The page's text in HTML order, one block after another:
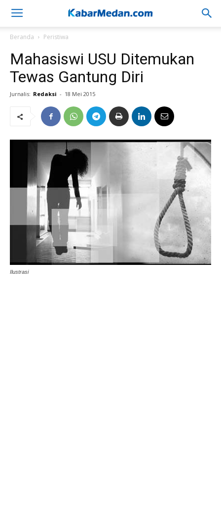
Beranda Peristiwa
Mahasiswi USU Ditemukan
Tewas Gantung Diri
Jurnalis: Redaksi - 18 Mei 2015
Ilustrasi